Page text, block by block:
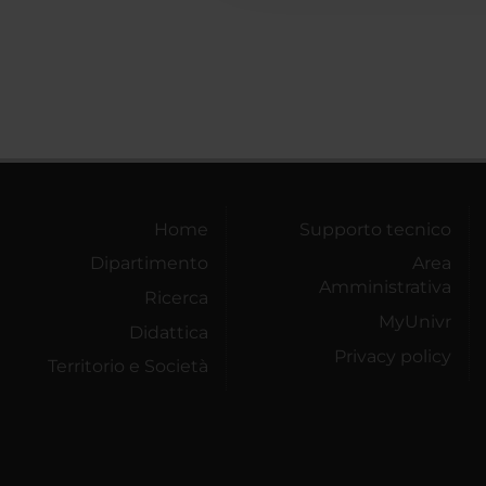
Home
Dipartimento
Ricerca
Didattica
Territorio e Società
Supporto tecnico
Area
Amministrativa
MyUnivr
Privacy policy